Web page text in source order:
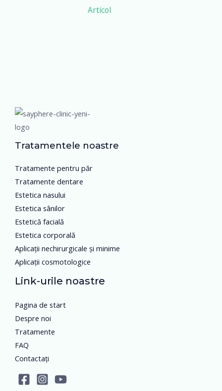
Articol
Tratamentele noastre
Tratamente pentru păr
Tratamente dentare
Estetica nasului
Estetica sânilor
Estetică facială
Estetica corporală
Aplicații nechirurgicale și minime
Aplicații cosmotologice
Link-urile noastre
Pagina de start
Despre noi
Tratamente
FAQ
Contactați